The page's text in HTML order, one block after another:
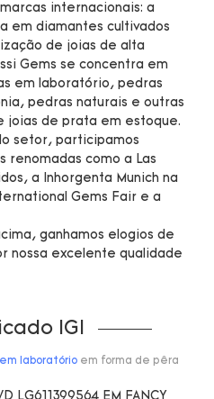
internacionais: a
em diamantes cultivados
de joias de alta
Gems se concentra em
em laboratório, pedras
pedras naturais e outras
joias de prata em estoque.
setor, participamos
renomadas como a Las
a Inhorgenta Munich na
Gems Fair e a
ganhamos elogios de
nossa excelente qualidade
IGI
laboratório em forma de pêra